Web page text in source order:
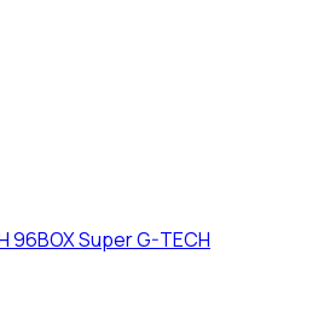
96BOX Super G-TECH